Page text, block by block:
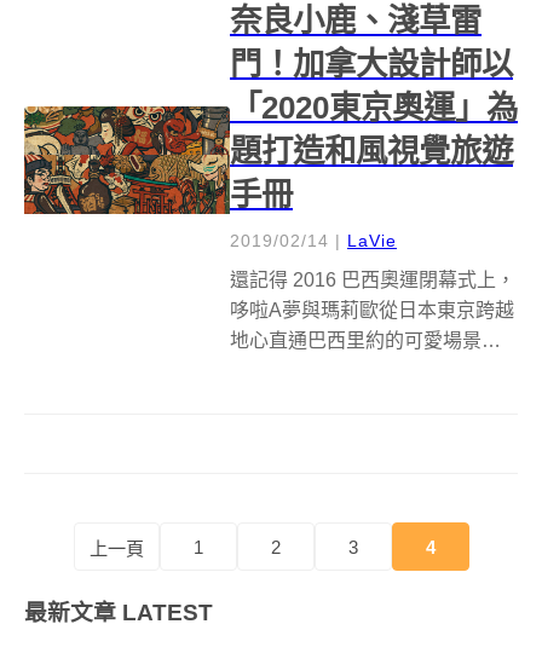
標誌...
奈良小鹿、淺草雷
門！加拿大設計師以
「2020東京奧運」為
題打造和風視覺旅遊
手冊
2019/02/14 | LaVie
還記得 2016 巴西奧運閉幕式上，
哆啦A夢與瑪莉歐從日本東京跨越
地心直通巴西里約的可愛場景
上一頁
1 2 3 4
最新文章 LATEST